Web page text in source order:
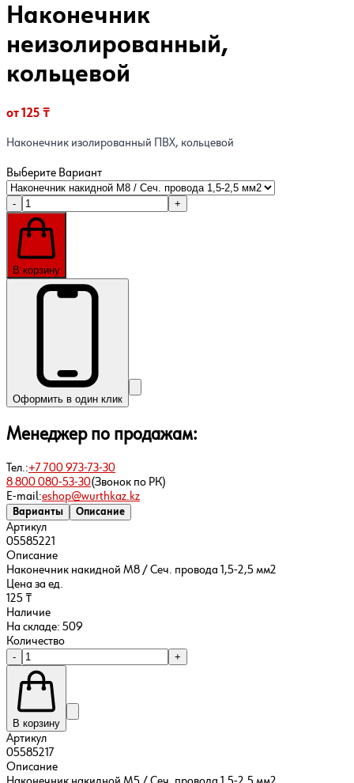
Наконечник
неизолированный,
кольцевой
от 125 ₸
Наконечник изолированный ПВХ, кольцевой
Выберите Вариант
- +
В корзину
Оформить в один клик
Менеджер по продажам:
Тел.:+7 700 973-73-30
8 800 080-53-30(Звонок по РК)
E-mail:eshop@wurthkaz.kz
Варианты Описание
Артикул
05585221
Описание
Наконечник накидной M8 / Сеч. провода 1,5-2,5 мм2
Цена за ед.
125 ₸
Наличие
На складе: 509
Количество
- +
В корзину
Артикул
05585217
Описание